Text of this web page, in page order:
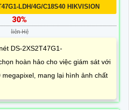
LDH/4G/C18S40 HIKVISION
30%
liên Hệ
DS-2XS2T47G1-
hoàn hảo cho việc giám sát với
mang lại hình ảnh chất